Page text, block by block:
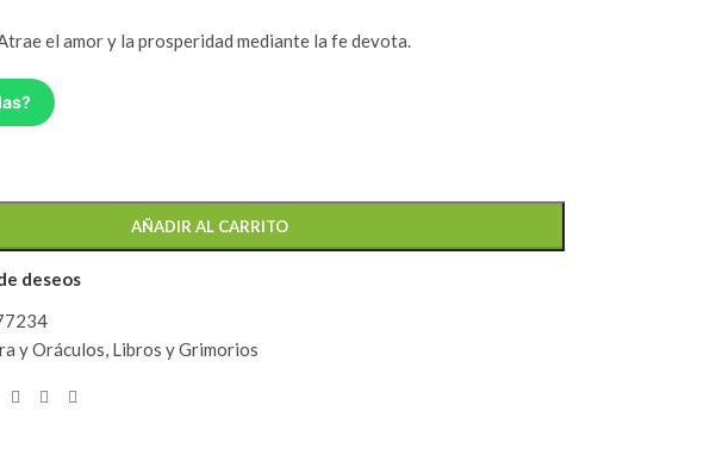
el amor y la prosperidad mediante la fe devota.
AÑADIR AL CARRITO
deseos
y Oráculos, Libros y Grimorios